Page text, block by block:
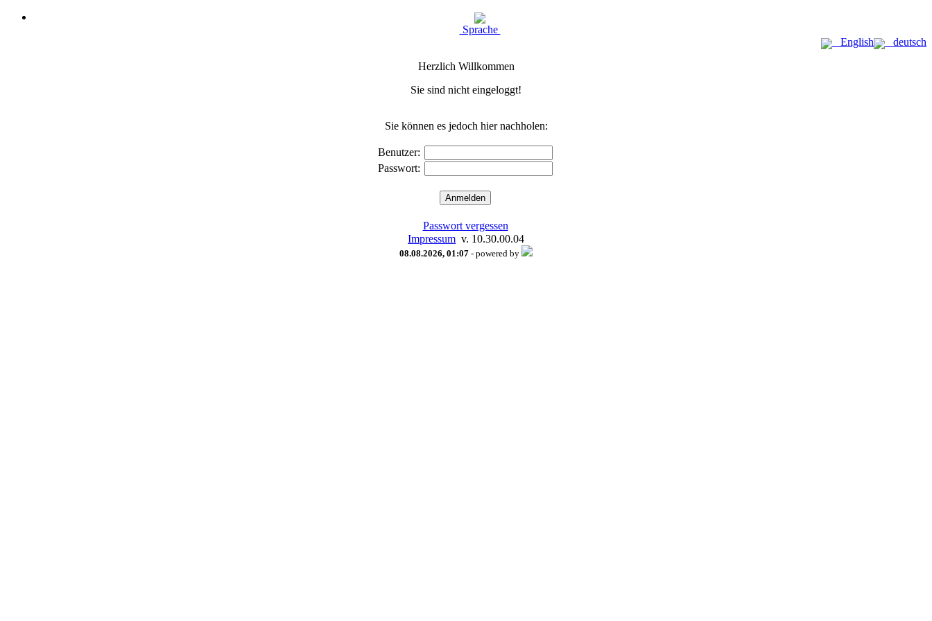
Sprache
English
deutsch
Herzlich Willkommen
Sie sind nicht eingeloggt!
Sie können es jedoch hier nachholen:
Benutzer:
Passwort:
Passwort vergessen
Impressum v. 10.30.00.04
08.08.2026, 01:07 - powered by